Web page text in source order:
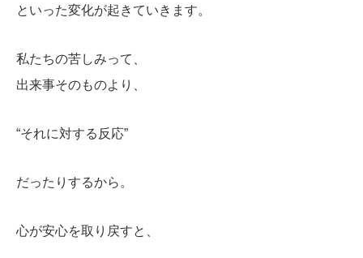
といった変化が起きていきます。
私たちの苦しみって、
出来事そのものより、
“それに対する反応”
だったりするから。
心が安心を取り戻すと、